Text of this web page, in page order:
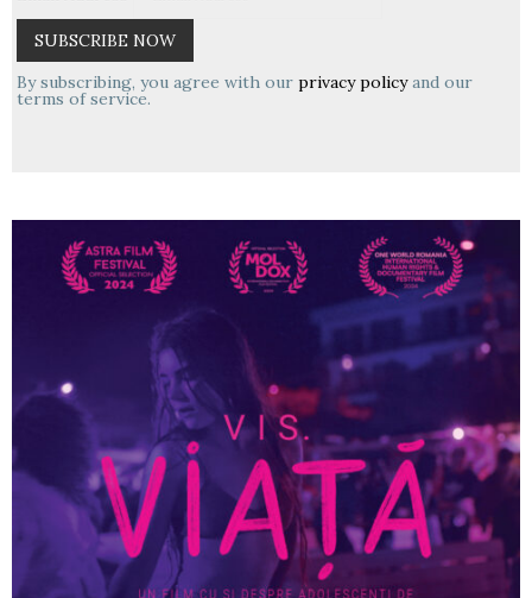
By subscribing, you agree with our privacy policyand our
terms of service.